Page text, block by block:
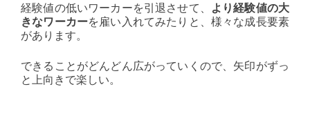
経験値の低いワーカーを引退させて、
より経験値の大
きなワーカーを雇い入れてみたりと、様々な成長要素
があります。
できることがどんどん広がっていくので、矢印がずっ
と上向きで楽しい。